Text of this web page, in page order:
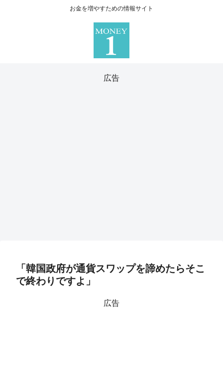
お金を増やすための情報サイト
広告
「韓国政府が通貨スワップを諦めたらそこ
で終わりですよ」
広告